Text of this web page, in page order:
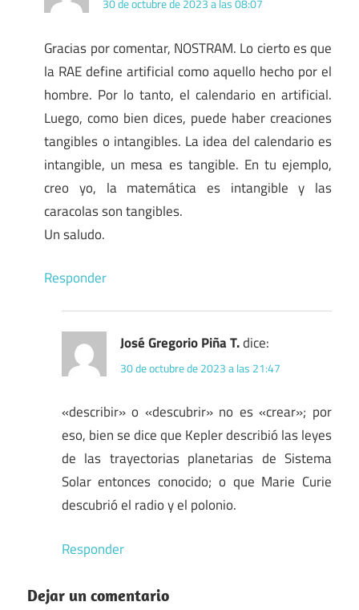
30 de octubre de 2023 a las 08:07
Gracias por comentar, NOSTRAM. Lo cierto es que
la RAE define artificial como aquello hecho por el
hombre. Por lo tanto, el calendario en artificial.
Luego, como bien dices, puede haber creaciones
tangibles o intangibles. La idea del calendario es
intangible, un mesa es tangible. En tu ejemplo,
creo yo, la matemática es intangible y las
caracolas son tangibles.
Un saludo.
Responder
José Gregorio Piña T.dice:
30 de octubre de 2023 a las 21:47
«describir» o «descubrir» no es «crear»; por
eso, bien se dice que Kepler describió las leyes
de las trayectorias planetarias de Sistema
Solar entonces conocido; o que Marie Curie
descubrió el radio y el polonio.
Responder
Dejar un comentario